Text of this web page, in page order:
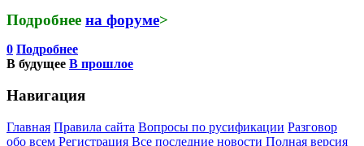
Подробнее на форуме>
0 Подробнее
В будущее В прошлое
Навигация
Главная Правила сайта Вопросы по русификации Разговор
обо всем Регистрация Все последние новости Полная версия